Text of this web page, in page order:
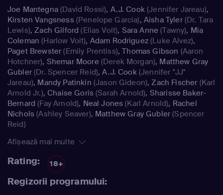
Joe Mantegna(David Rossi), A.J. Cook(Jennifer Jareau),
Kirsten Vangsness (Penelope Garcia), Aisha Tyler(Dr. Tara
Lewis),Zach Gilford (Elias Voit), Sara Anne (Tawny), Mia
Coleman (Harlow Voit), Adam Rodriguez(Luke Alvez),
Paget Brewster (Emily Prentiss),Thomas Gibson (Aaron
Hotchner), Shemar Moore (Derek Morgan), Matthew Gray
Gubler(Dr. Spencer Reid),A.J. Cook(Jennifer "JJ"
Jareau), Mandy Patinkin (Jason Gideon),Zach Fischer (Karl
Arnold Jr.),Chaise Goris (Sarah Arnold), Sharisse Baker-
Bernard (Fay Arnold), Neal Jones (Karl Arnold), Rachel
Nichols (Ashley Seaver), Matthew Gray Gubler (Spencer
Reid)
Afișează mai multe
Rating: 18+
Regizorii programului: